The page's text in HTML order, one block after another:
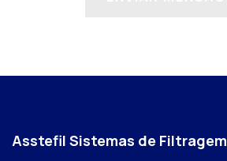
Asstefil Sistemas de Filtragem